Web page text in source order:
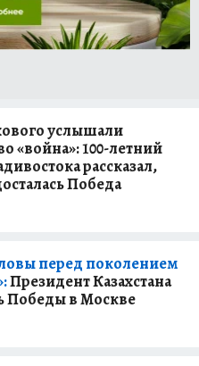
услышали
«война»: 100-летний
рассказал,
Победа
перед поколением
Президент Казахстана
Победы в Москве